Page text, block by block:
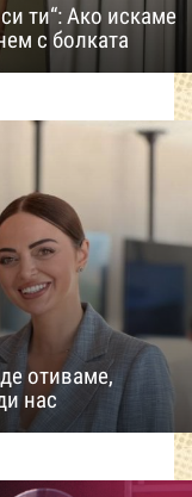
ти“: Ако искаме
с болката
отиваме,
нас